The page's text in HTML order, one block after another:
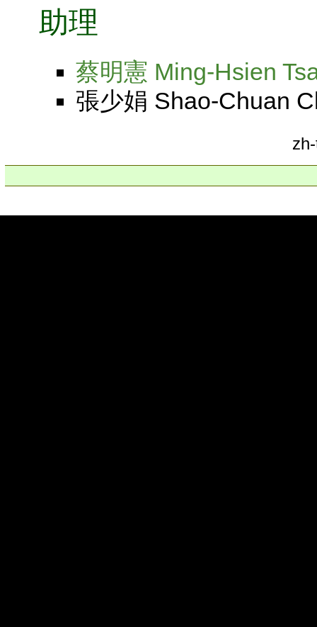
助理
蔡明憲 Ming-Hsien
張少娟 Shao-Chuan